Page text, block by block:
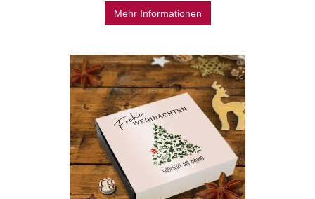
Mehr Informationen